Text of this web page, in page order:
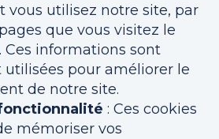
vous utilisez notre site, par
que vous visitez le
Ces informations sont
utilisées pour améliorer le
de notre site.
: Ces cookies
mémoriser vos